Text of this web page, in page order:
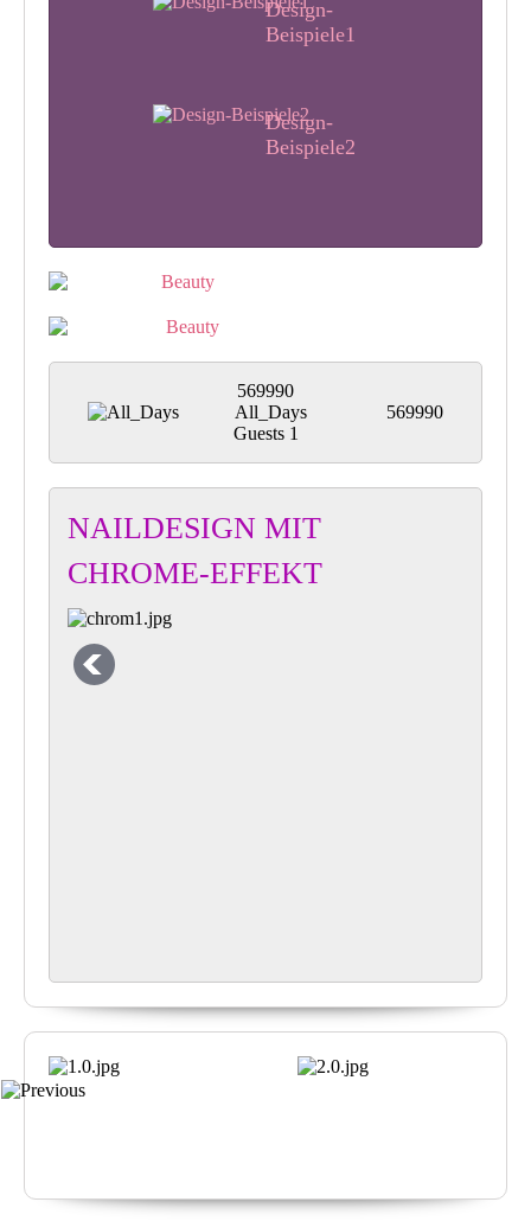
Design-
Beispiele1
Design-
Beispiele2
569990
All_Days
569990
Guests 1
NAILDESIGN MIT
CHROME-EFFEKT